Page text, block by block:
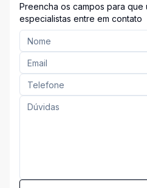
Preencha os campos para que
especialistas entre em contato